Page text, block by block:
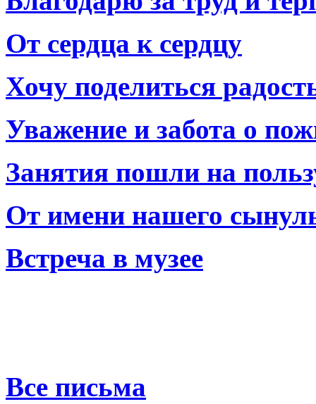
От сердца к сердцу
Хочу поделиться
Уважение и забота о
Занятия пошли на
От имени нашего
Встреча в музее
Все письма